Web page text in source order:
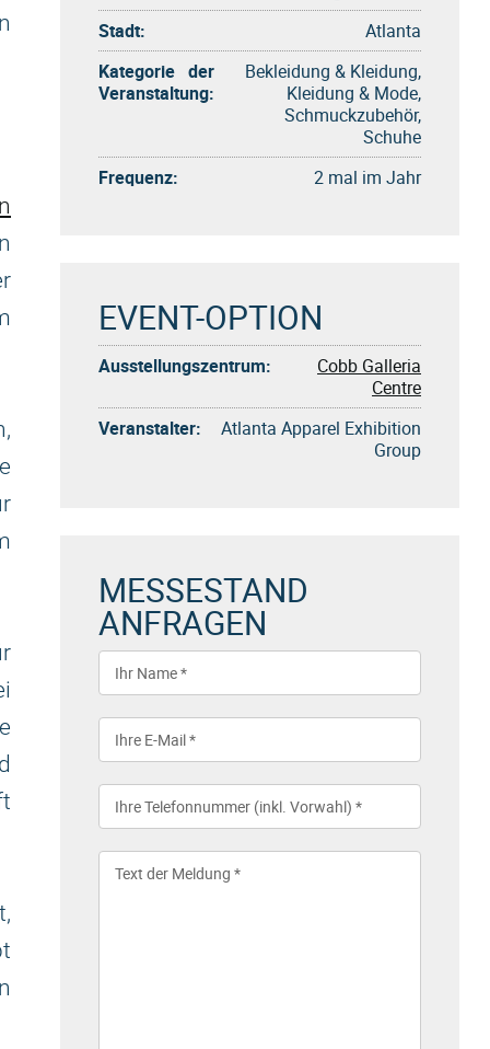
Stadt:
Atlanta
Kategorie der
Veranstaltung:
Bekleidung & Kleidung,
Kleidung & Mode,
Schmuckzubehör,
Schuhe
Frequenz:
2 mal im Jahr
EVENT-OPTION
Ausstellungszentrum:
Cobb Galleria
Centre
Veranstalter:
Atlanta Apparel Exhibition
Group
MESSESTAND
ANFRAGEN